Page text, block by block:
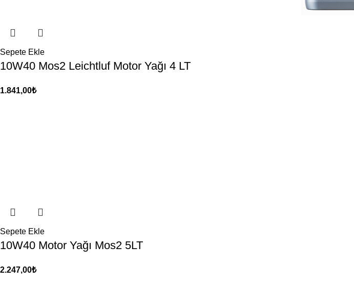
Sepete Ekle
10W40 Mos2 Leichtluf Motor Yağı 4 LT
1.841,00₺
Sepete Ekle
10W40 Motor Yağı Mos2 5LT
2.247,00₺